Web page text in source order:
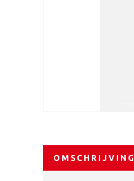
OMSCHRIJVING